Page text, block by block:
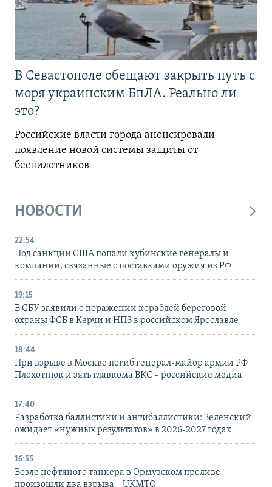
В Севастополе обещают закрыть путь с
моря украинским БпЛА. Реально ли
это?
Российские власти города анонсировали
появление новой системы защиты от
беспилотников
НОВОСТИ
22:54
Под санкции США попали кубинские генералы и
компании, связанные с поставками оружия из РФ
19:15
В СБУ заявили о поражении кораблей береговой
охраны ФСБ в Керчи и НПЗ в российском Ярославле
18:44
При взрыве в Москве погиб генерал-майор армии РФ
Плохотнюк и зять главкома ВКС – российские медиа
17:40
Разработка баллистики и антибаллистики: Зеленский
ожидает «нужных результатов» в 2026-2027 годах
16:55
Возле нефтяного танкера в Ормузском проливе
произошли два взрыва – UKMTO